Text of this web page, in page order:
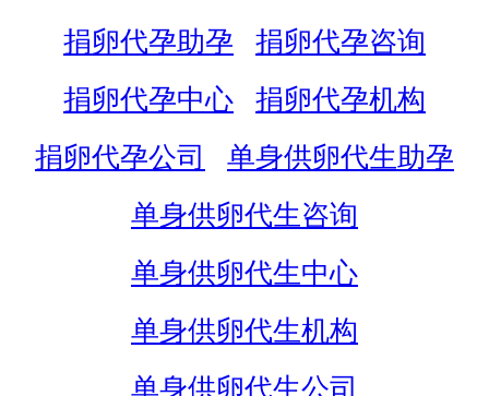
捐卵代孕助孕
捐卵代孕咨询
捐卵代孕中心
捐卵代孕机构
捐卵代孕公司
单身供卵代生助孕
单身供卵代生咨询
单身供卵代生中心
单身供卵代生机构
单身供卵代生公司